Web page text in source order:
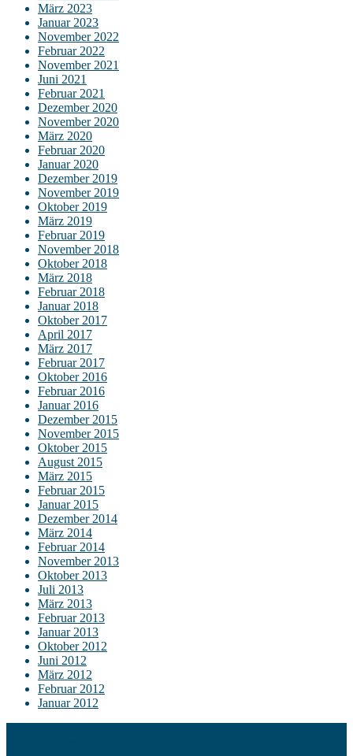
März 2023
Januar 2023
November 2022
Februar 2022
November 2021
Juni 2021
Februar 2021
Dezember 2020
November 2020
März 2020
Februar 2020
Januar 2020
Dezember 2019
November 2019
Oktober 2019
März 2019
Februar 2019
November 2018
Oktober 2018
März 2018
Februar 2018
Januar 2018
Oktober 2017
April 2017
März 2017
Februar 2017
Oktober 2016
Februar 2016
Januar 2016
Dezember 2015
November 2015
Oktober 2015
August 2015
März 2015
Februar 2015
Januar 2015
Dezember 2014
März 2014
Februar 2014
November 2013
Oktober 2013
Juli 2013
März 2013
Februar 2013
Januar 2013
Oktober 2012
Juni 2012
März 2012
Februar 2012
Januar 2012